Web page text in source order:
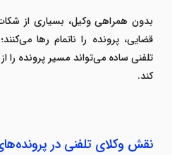
بدون همراهی وکیل، بسیاری از
قضایی، پرونده را ناتمام رها
تلفنی ساده می‌تواند مسیر پرونده
کند.
نقش وکلای تلفنی در